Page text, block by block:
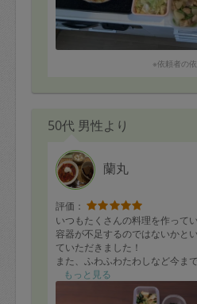
※依頼者の
50代 男性より
蘭丸
評価：
いつもたくさんの料理を作って
容器が不足するのではないかと
ていただきました！
また、ふわふわたわしなど今ま
道具を教えていただいたりと、
もっと見る